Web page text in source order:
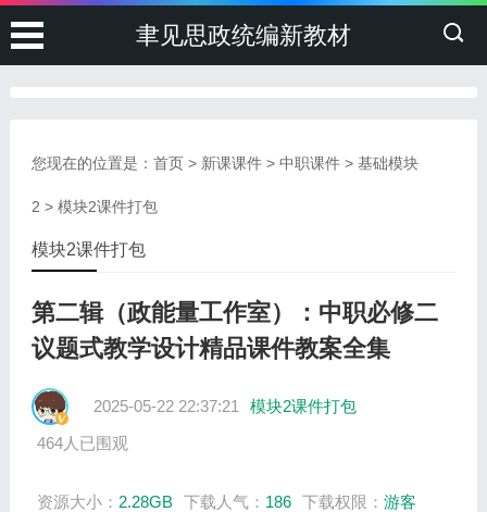
聿见思政统编新教材
您现在的位置是： 首页> 新课课件> 中职课件> 基础模块
2 > 模块2课件打包
模块2课件打包
第二辑（政能量工作室）：中职必修二
议题式教学设计精品课件教案全集
2025-05-22 22:37:21
模块2课件打包
464人已围观
资源大小： 2.28GB 下载人气： 186 下载权限： 游客